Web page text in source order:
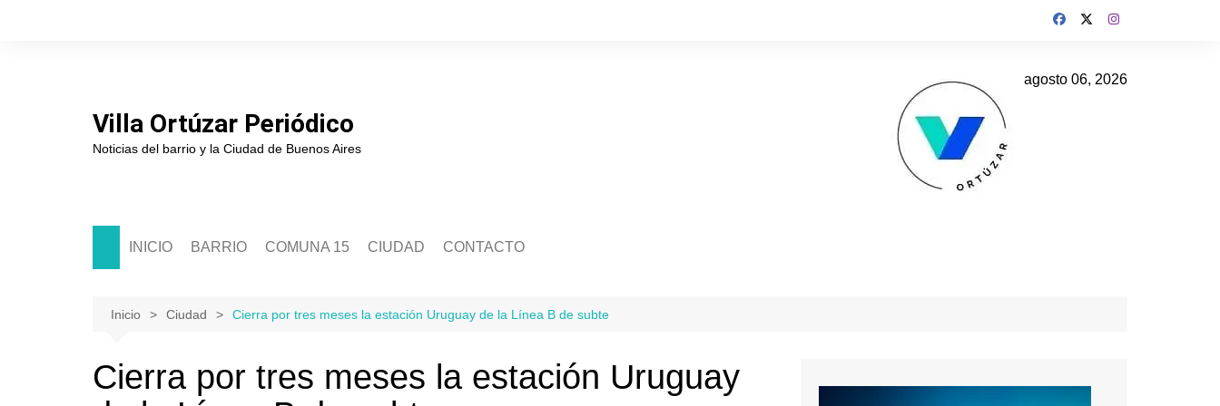
Villa Ortúzar Periódico
Noticias del barrio y la Ciudad de Buenos Aires
agosto 06, 2026
INICIO BARRIO
Junta de Estudios Históricos
Escuelas
COMUNA 15
Junta Comunal 15
CIUDAD
Ecología
Justicia
Política
Economía
Cultura
CONTACTO
Inicio Ciudad Cierra por tres meses la estación Uruguay de la Línea B de subte
Cierra por tres meses la estación Uruguay